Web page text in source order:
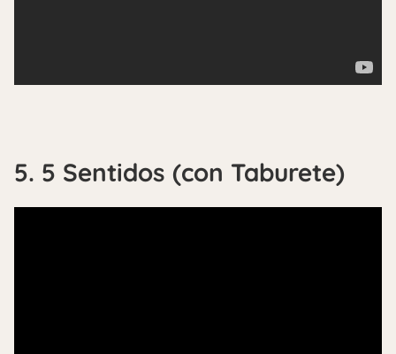
5. 5 Sentidos (con Taburete)